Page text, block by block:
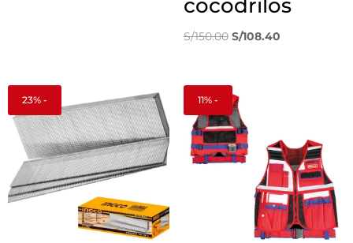
cocodrilos
S/150.00 El
era:
S/150.00.
S/108.40El
23% - 11% -